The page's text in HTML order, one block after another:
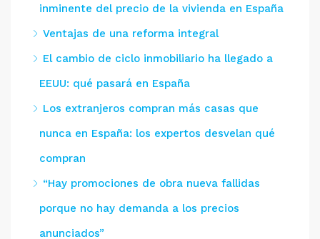
inminente del precio de la vivienda en España
Ventajas de una reforma integral
El cambio de ciclo inmobiliario ha llegado a
EEUU: qué pasará en España
Los extranjeros compran más casas que
nunca en España: los expertos desvelan qué
compran
“Hay promociones de obra nueva fallidas
porque no hay demanda a los precios
anunciados”